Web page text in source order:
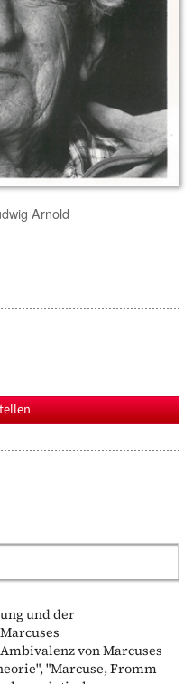
Arnold
und der
von Marcuses
"Marcuse, Fromm